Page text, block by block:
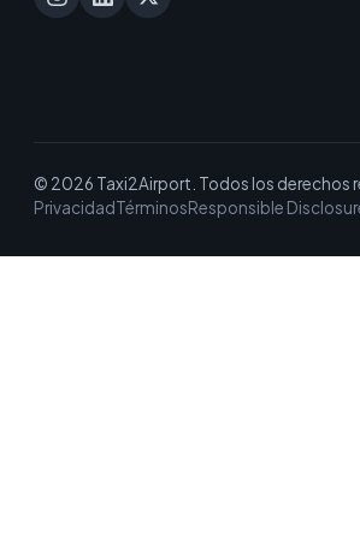
© 2026 Taxi2Airport. Todos los derechos
PrivacidadTérminosResponsible